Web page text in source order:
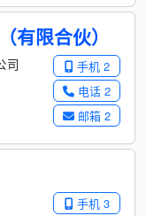
有限合伙）
手机 2
电话 2
邮箱 2
司
手机 3